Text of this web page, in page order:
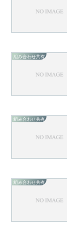
組み合わせ共有
組み合わせ共有
組み合わせ共有